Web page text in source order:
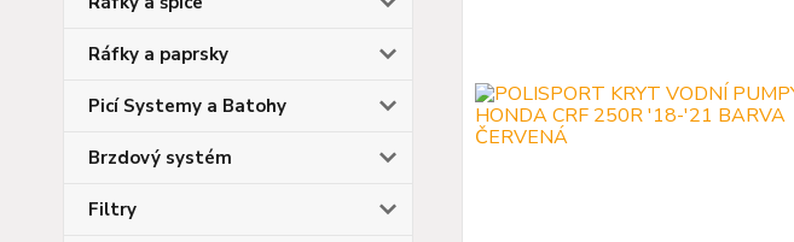
Ráfky a paprsky
Picí Systemy a Batohy
Brzdový systém
Filtry